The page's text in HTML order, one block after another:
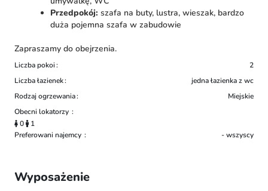
Przedpokój: szafa na buty, lustra, wieszak, bardzo
duża pojemna szafa w zabudowie
Zapraszamy do obejrzenia.
Liczba pokoi
2
Liczba łazienek
jedna łazienka z wc
Rodzaj ogrzewania
Miejskie
Obecni lokatorzy
0
1
Preferowani najemcy
- wszyscy
Wyposażenie